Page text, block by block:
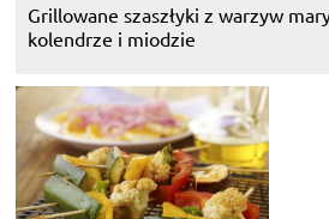
Grillowane szaszłyki z warzyw
kolendrze i miodzie